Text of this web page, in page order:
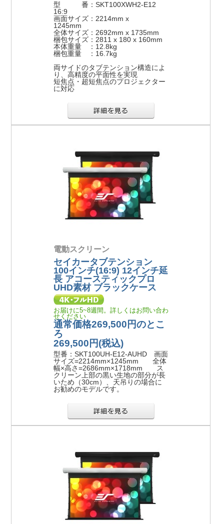
型 番：SKT100XWH2-E12
16:9
画面サイズ：2214mm x
1245mm
全体サイズ：2692mm x 1735mm
梱包サイズ：2811 x 180 x 160mm
本体重量 ：12.8kg
梱包重量 ：16.7kg
両サイドのタブテンション構造によ
り、高精度の平面性を実現
短焦点・超短焦点のプロジェクター
に対応
電動スクリーン
セイカータブテンション
100インチ(16:9) 12インチ延
長 アコースティックプロ
UHD素材 ブラックケース
お届けに5~8週間。詳しくはお問い合わ
せください
通常価格269,500円のとこ
ろ
269,500円(税込)
型番：SKT100UH-E12-AUHD 画面
サイズ=2214mm×1245mm 全体
幅×高さ=2686mm×1718mm ス
クリーン上部の黒い生地の部分が長
いため（30cm）、天吊りの場合に
お勧めのモデルです。